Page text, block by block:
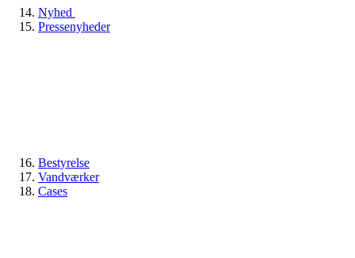
Nyhed
Pressenyheder
Bestyrelse
Vandværker
Cases